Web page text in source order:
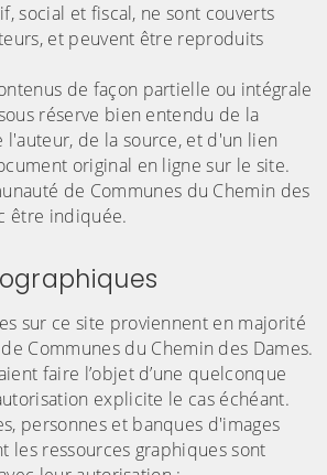
social et fiscal, ne sont couverts
et peuvent être reproduits
de façon partielle ou intégrale
réserve bien entendu de la
de la source, et d'un lien
original en ligne sur le site.
de Communes du Chemin des
être indiquée.
sur ce site proviennent en majorité
Communes du Chemin des Dames.
faire l’objet d’une quelconque
explicite le cas échéant.
personnes et banques d'images
les ressources graphiques sont